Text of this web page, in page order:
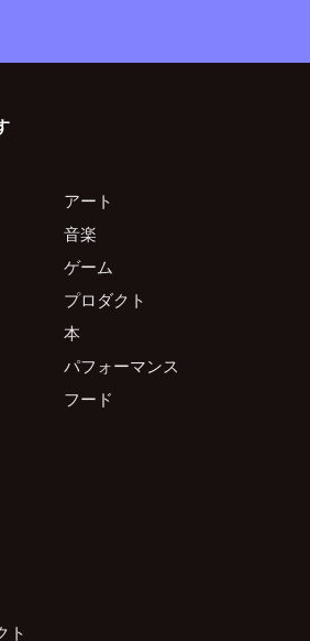
アート
音楽
ゲーム
プロダクト
本
パフォーマンス
フード
ト